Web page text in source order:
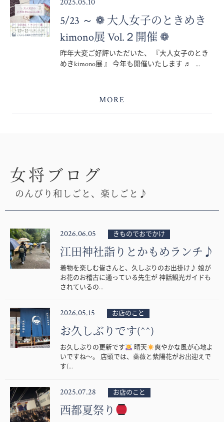
2025.05.10
5/23 ～ ❁ 大人女子のときめき
kimono展 Vol.２開催 ❁
昨年大変ご好評いただいた、 『大人女子のとき
めきkimono展 』 今年も開催いたします ♬ ...
MORE
女将ブログ
のんびり和しごと、楽しごと♪
2026.06.05 きものでおでかけ
江田神社詣りとかもめランチ♪
着物を楽しむ皆さんと、久しぶりのお出掛け♪ 娘が
お花のお稽古に通っている先生が 神話観光ガイドも
されているの...
2026.05.15 お店のこと
お久しぶりです(^^)
お久しぶりの更新です 晴天
爽やかな風が心地よ
いですね〜。 店頭では、薔薇と紫陽花がお出迎えで
す(...
2025.07.28 お店のこと
西都夏祭り